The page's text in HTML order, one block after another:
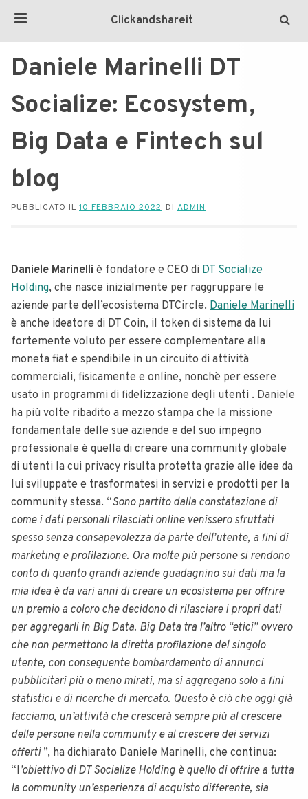
Clickandshareit
Daniele Marinelli DT
Socialize: Ecosystem,
Big Data e Fintech sul
blog
PUBBLICATO IL 10 FEBBRAIO 2022 DI ADMIN
Daniele Marinelli è fondatore e CEO di DT Socialize
Holding, che nasce inizialmente per raggruppare le
aziende parte dell’ecosistema DTCircle. Daniele Marinelli
è anche ideatore di DT Coin, il token di sistema da lui
fortemente voluto per essere complementare alla
moneta fiat e spendibile in un circuito di attività
commerciali, fisicamente e online, nonchè per essere
usato in programmi di fidelizzazione degli utenti . Daniele
ha più volte ribadito a mezzo stampa che la missione
fondamentale delle sue aziende e del suo impegno
professionale è quella di creare una community globale
di utenti la cui privacy risulta protetta grazie alle idee da
lui sviluppate e trasformatesi in servizi e prodotti per la
community stessa. “Sono partito dalla constatazione di
come i dati personali rilasciati online venissero sfruttati
spesso senza consapevolezza da parte dell’utente, a fini di
marketing e profilazione. Ora molte più persone si rendono
conto di quanto grandi aziende guadagnino sui dati ma la
mia idea è da vari anni di creare un ecosistema per offrire
un premio a coloro che decidono di rilasciare i propri dati
per aggregarli in Big Data. Big Data tra l’altro “etici” ovvero
che non permettono la diretta profilazione del singolo
utente, con conseguente bombardamento di annunci
pubblicitari più o meno mirati, ma si aggregano solo a fini
statistici e di ricerche di mercato. Questo è ciò che oggi già
facciamo, un’attività che crescerà sempre più al crescere
delle persone nella community e al crescere dei servizi
offerti ”, ha dichiarato Daniele Marinelli, che continua:
“l ’obiettivo di DT Socialize Holding è quello di offrire a tutta
la community un’esperienza di acquisto differente, sia